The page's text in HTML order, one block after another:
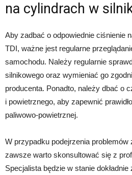
na cylindrach w
Aby zadbać o odpowiednie ciśnienie
TDI, ważne jest regularne
samochodu. Należy regularnie
silnikowego oraz wymieniać go
producenta. Ponadto, należy dbać o
i powietrznego, aby zapewnić
paliwowo-powietrznej.
W przypadku podejrzenia problemów
zawsze warto skonsultować się z
Specjalista będzie w stanie